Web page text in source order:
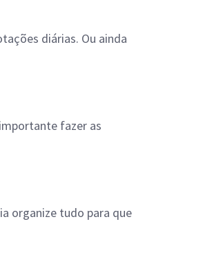
diárias. Ou ainda
fazer as
organize tudo para que